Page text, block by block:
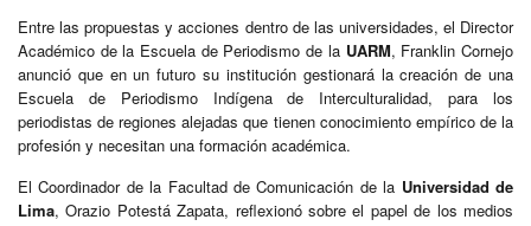
Entre las propuestas y acciones dentro de las universidades, el Director
Académico de la Escuela de Periodismo de la UARM, Franklin Cornejo
anunció que en un futuro su institución gestionará la creación de una
Escuela de Periodismo Indígena de Interculturalidad, para los
periodistas de regiones alejadas que tienen conocimiento empírico de la
profesión y necesitan una formación académica.
El Coordinador de la Facultad de Comunicación de la Universidad de
Lima, Orazio Potestá Zapata, reflexionó sobre el papel de los medios